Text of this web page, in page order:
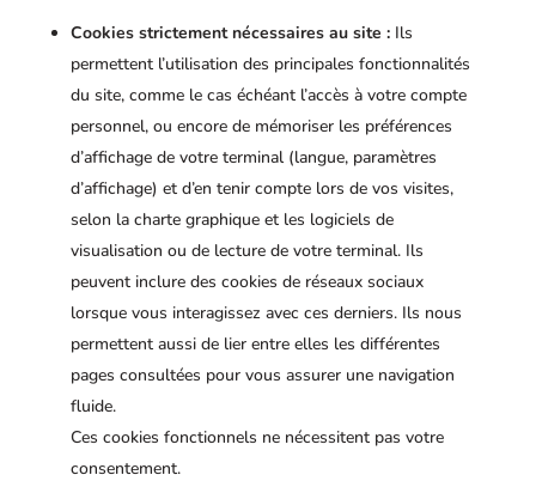
Cookies strictement nécessaires au site :Ils
permettent l’utilisation des principales fonctionnalités
du site, comme le cas échéant l’accès à votre compte
personnel, ou encore de mémoriser les préférences
d’affichage de votre terminal (langue, paramètres
d’affichage) et d’en tenir compte lors de vos visites,
selon la charte graphique et les logiciels de
visualisation ou de lecture de votre terminal. Ils
peuvent inclure des cookies de réseaux sociaux
lorsque vous interagissez avec ces derniers. Ils nous
permettent aussi de lier entre elles les différentes
pages consultées pour vous assurer une navigation
fluide.
Ces cookies fonctionnels ne nécessitent pas votre
consentement.